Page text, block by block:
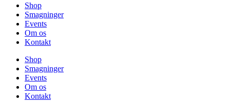
Shop
Smagninger
Events
Om os
Kontakt
Shop
Smagninger
Events
Om os
Kontakt